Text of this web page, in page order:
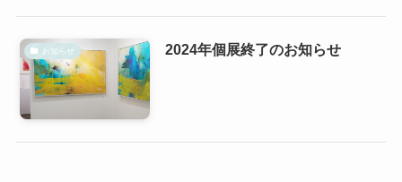
お知らせ 2024年個展終了のお知らせ